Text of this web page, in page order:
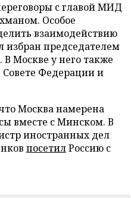
с главой МИД
Особое
взаимодействию
избран председателем
В Москве у него также
Совете Федерации и
Москва намерена
вместе с Минском. В
иностранных дел
посетилРоссию с